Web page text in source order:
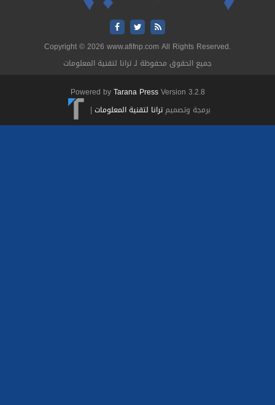
Copyright © 2026 www.afifnp.com All Rights Reserved.
جميع الحقوق محفوظة لـ ترانا لتقنية المعلومات
Powered byTarana PressVersion 3.2.8
برمجة وتصميمترانا لتقنية المعلومات|